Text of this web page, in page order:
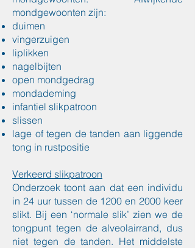
mondgewoonten zijn:
duimen
vingerzuigen
liplikken
nagelbijten
open mondgedrag
mondademing
infantiel slikpatroon
slissen
lage of tegen de tanden aan liggende
tong in rustpositie
Verkeerd slikpatroon
Onderzoek toont aan dat een individu
in 24 uur tussen de 1200 en 2000 keer
slikt. Bij een ‘normale slik’ zien we de
tongpunt tegen de alveolairrand, dus
niet tegen de tanden. Het middelste